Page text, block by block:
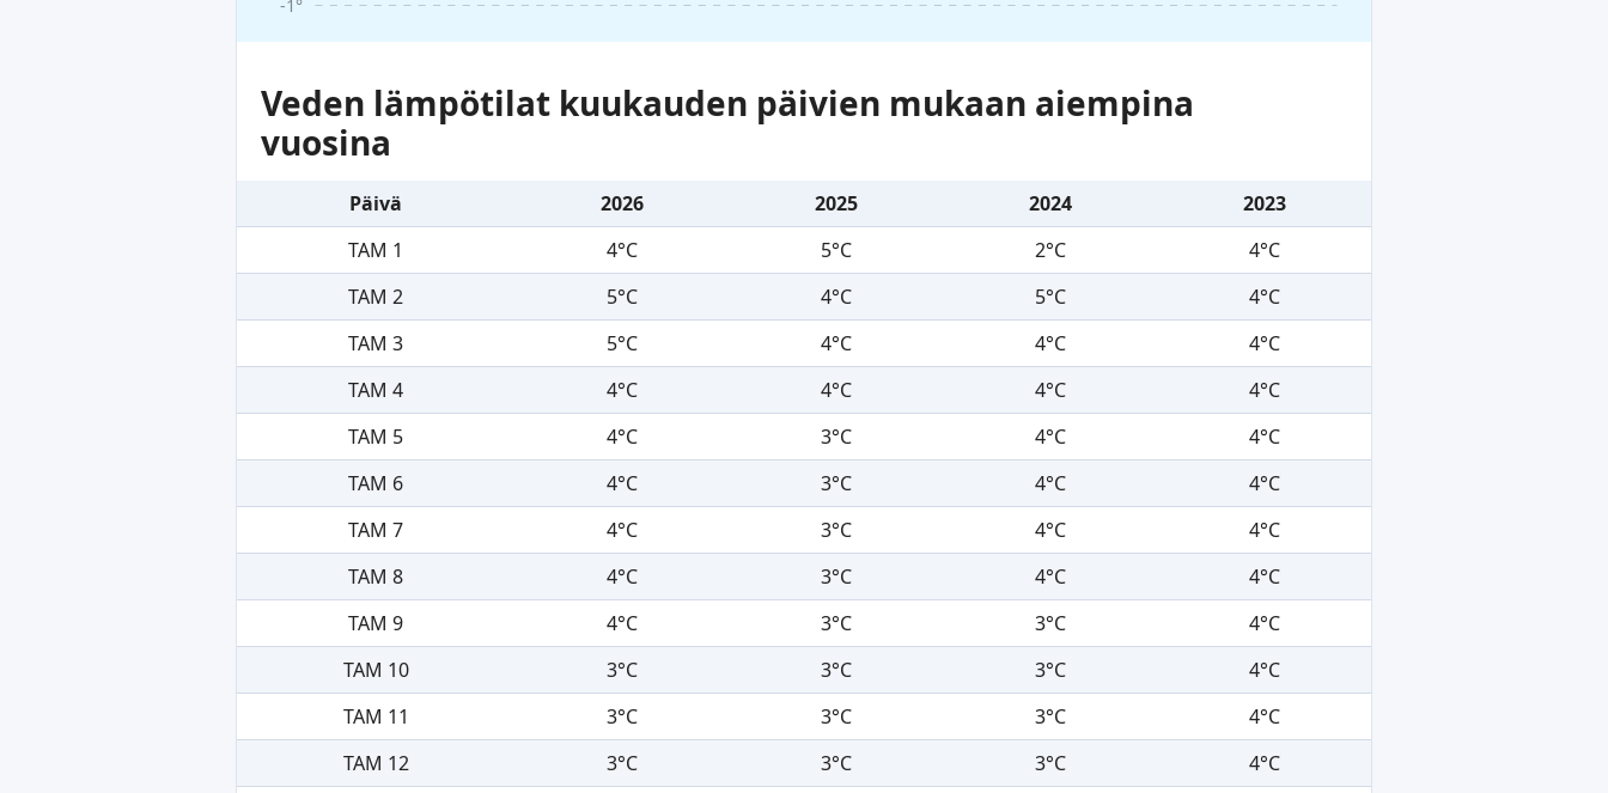
-1°
Veden lämpötilat kuukauden päivien mukaan aiempina
vuosina
Päivä 2026 2025 2024
2023
TAM 1
4°C 5°C 2°C
4°C
TAM 2
5°C 4°C 5°C
4°C
TAM 3
5°C 4°C 4°C
4°C
TAM 4
4°C 4°C 4°C
4°C
TAM 5
4°C 3°C 4°C
4°C
TAM 6
4°C 3°C 4°C
4°C
TAM 7
4°C 3°C 4°C
4°C
TAM 8
4°C 3°C 4°C
4°C
TAM 9
4°C 3°C 3°C
4°C
TAM 10
3°C 3°C 3°C
4°C
TAM 11
3°C 3°C 3°C
4°C
TAM 12
3°C 3°C 3°C
4°C